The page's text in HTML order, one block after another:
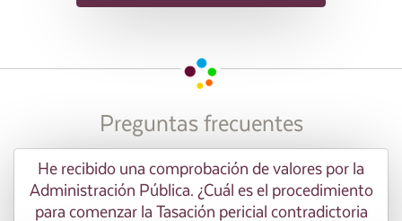
Preguntas frecuentes
He recibido una comprobación de valores por la
Administración Pública. ¿Cuál es el procedimiento
para comenzar la Tasación pericial contradictoria